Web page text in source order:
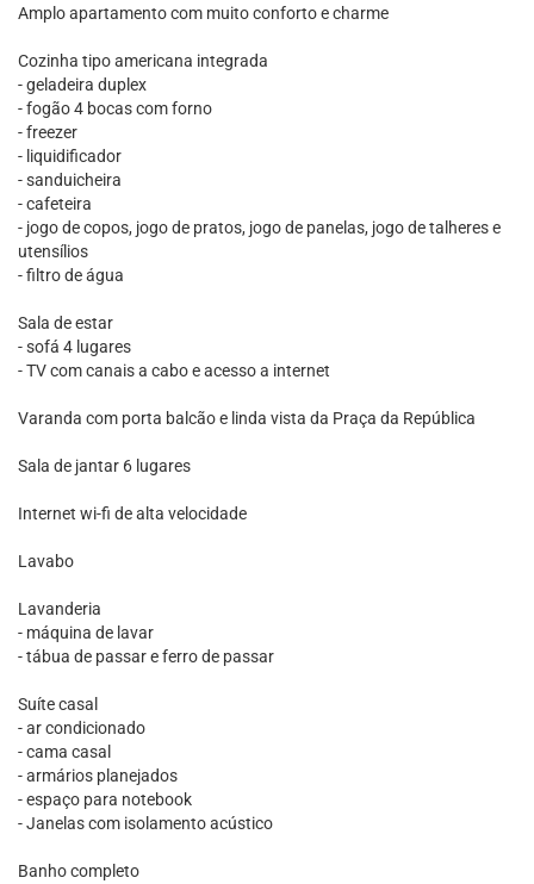
Amplo apartamento com muito conforto e charme
Cozinha tipo americana integrada
- geladeira duplex
- fogão 4 bocas com forno
- freezer
- liquidificador
- sanduicheira
- cafeteira
- jogo de copos, jogo de pratos, jogo de panelas, jogo de talheres e
utensílios
- filtro de água
Sala de estar
- sofá 4 lugares
- TV com canais a cabo e acesso a internet
Varanda com porta balcão e linda vista da Praça da República
Sala de jantar 6 lugares
Internet wi-fi de alta velocidade
Lavabo
Lavanderia
- máquina de lavar
- tábua de passar e ferro de passar
Suíte casal
- ar condicionado
- cama casal
- armários planejados
- espaço para notebook
- Janelas com isolamento acústico
Banho completo